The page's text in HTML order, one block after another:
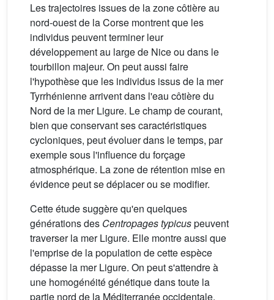
Les trajectoires issues de la zone côtière au
nord-ouest de la Corse montrent que les
individus peuvent terminer leur
développement au large de Nice ou dans le
tourbillon majeur. On peut aussi faire
l'hypothèse que les individus issus de la mer
Tyrrhénienne arrivent dans l'eau côtière du
Nord de la mer Ligure. Le champ de courant,
bien que conservant ses caractéristiques
cycloniques, peut évoluer dans le temps, par
exemple sous l'influence du forçage
atmosphérique. La zone de rétention mise en
évidence peut se déplacer ou se modifier.
Cette étude suggère qu'en quelques
générations des Centropages typicuspeuvent
traverser la mer Ligure. Elle montre aussi que
l'emprise de la population de cette espèce
dépasse la mer Ligure. On peut s'attendre à
une homogénéité génétique dans toute la
partie nord de la Méditerranée occidentale.